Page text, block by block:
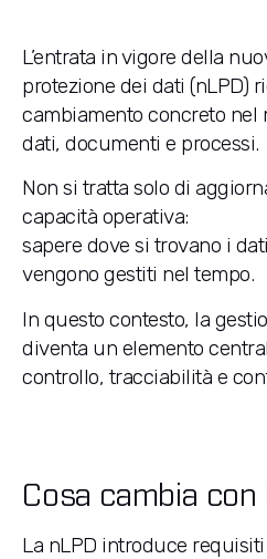
L’entrata in vigore della
protezione dei dati (nLPD)
cambiamento concreto nel
dati, documenti e processi.
Non si tratta solo di
capacità operativa:
sapere dove si trovano i
vengono gestiti nel tempo.
In questo contesto, la
diventa un elemento
controllo, tracciabilità e
Cosa cambia con
La nLPD introduce